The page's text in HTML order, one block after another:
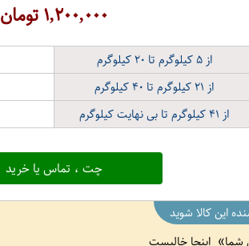
۱,۲۰۰,۰۰۰تومان
از۵کیلوگرم تا ۲۰ کیلوگرم
از ۲۱ کیلوگرم تا ۴۰ کیلوگرم
از ۴۱ کیلوگرم تا بی نهایت کیلوگرم
چت ، تماس یا خرید
این کالا شوید
شما اینجا خالیست